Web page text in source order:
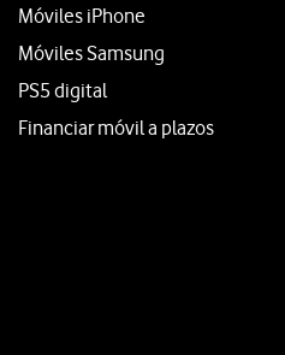
Móviles iPhone
Móviles Samsung
PS5 digital
Financiar móvil a plazos